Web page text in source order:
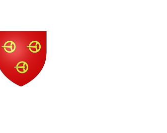
in Frankreich